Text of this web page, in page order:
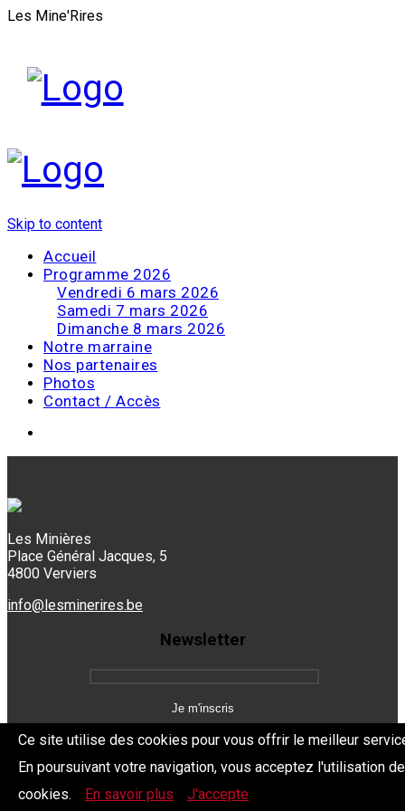
Les Mine'Rires
Skip to content
Accueil
Programme 2026
Vendredi 6 mars 2026
Samedi 7 mars 2026
Dimanche 8 mars 2026
Notre marraine
Nos partenaires
Photos
Contact / Accès
Les Minières
Place Général Jacques, 5
4800 Verviers
info@lesminerires.be
Newsletter
Copyright 2026 Les Mine'Rires - Politique de confidentialité
Ce site utilise des cookies pour vous offrir le meilleur
En poursuivant votre navigation, vous acceptez l'utilisation
cookies.
En savoir plus J'accepte